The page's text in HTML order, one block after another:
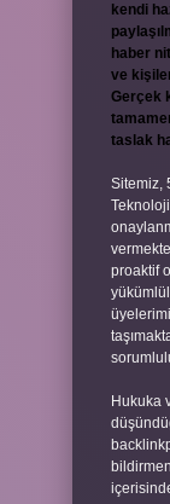
kendi
haber
ve
Gerçek
taslak
Sitemiz,
proaktif
Hukuka